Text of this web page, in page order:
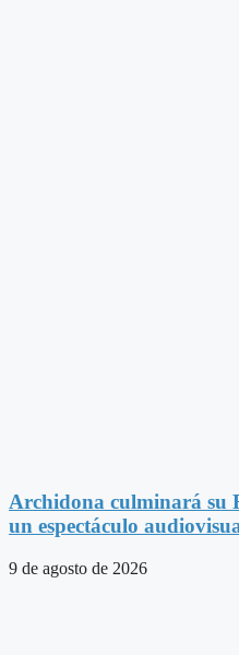
Archidona culminará su
un espectáculo
9 de agosto de 2026